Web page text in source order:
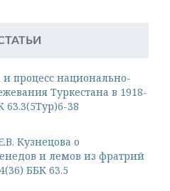
процесс национально-
Туркестана в 1918-
63.3(5Тур)6-38
Кузнецова о
и лемов из фратрий
ББК 63.5